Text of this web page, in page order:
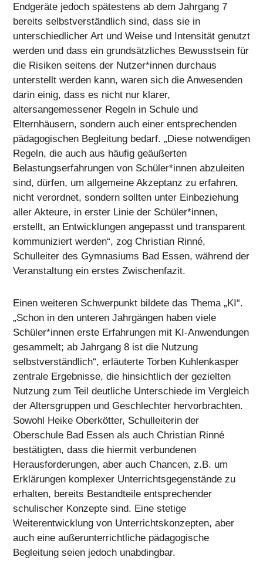
Endgeräte jedoch spätestens ab dem Jahrgang 7
bereits selbstverständlich sind, dass sie in
unterschiedlicher Art und Weise und Intensität genutzt
werden und dass ein grundsätzliches Bewusstsein für
die Risiken seitens der Nutzer*innen durchaus
unterstellt werden kann, waren sich die Anwesenden
darin einig, dass es nicht nur klarer,
altersangemessener Regeln in Schule und
Elternhäusern, sondern auch einer entsprechenden
pädagogischen Begleitung bedarf. „Diese notwendigen
Regeln, die auch aus häufig geäußerten
Belastungserfahrungen von Schüler*innen abzuleiten
sind, dürfen, um allgemeine Akzeptanz zu erfahren,
nicht verordnet, sondern sollten unter Einbeziehung
aller Akteure, in erster Linie der Schüler*innen,
erstellt, an Entwicklungen angepasst und transparent
kommuniziert werden“, zog Christian Rinné,
Schulleiter des Gymnasiums Bad Essen, während der
Veranstaltung ein erstes Zwischenfazit.
Einen weiteren Schwerpunkt bildete das Thema „KI“.
„Schon in den unteren Jahrgängen haben viele
Schüler*innen erste Erfahrungen mit KI-Anwendungen
gesammelt; ab Jahrgang 8 ist die Nutzung
selbstverständlich“, erläuterte Torben Kuhlenkasper
zentrale Ergebnisse, die hinsichtlich der gezielten
Nutzung zum Teil deutliche Unterschiede im Vergleich
der Altersgruppen und Geschlechter hervorbrachten.
Sowohl Heike Oberkötter, Schulleiterin der
Oberschule Bad Essen als auch Christian Rinné
bestätigten, dass die hiermit verbundenen
Herausforderungen, aber auch Chancen, z.B. um
Erklärungen komplexer Unterrichtsgegenstände zu
erhalten, bereits Bestandteile entsprechender
schulischer Konzepte sind. Eine stetige
Weiterentwicklung von Unterrichtskonzepten, aber
auch eine außerunterrichtliche pädagogische
Begleitung seien jedoch unabdingbar.